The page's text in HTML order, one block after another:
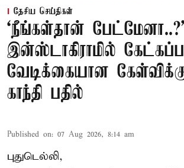
தேசிய செய்திகள்
‘நீங்கள்தான் பேட்மேனா..?’
இன்ஸ்டாகிராமில்
வேடிக்கையான
காந்தி பதில்
Published on: 07 Aug 2026, 8:14 am
புதுடெல்லி,